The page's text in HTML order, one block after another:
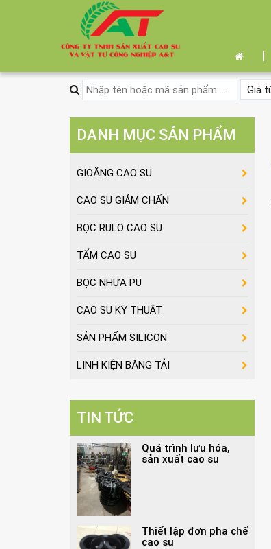
DANH MỤC SẢN PHẨM
GIOĂNG CAO SU
CAO SU GIẢM CHẤN
BỌC RULO CAO SU
TẤM CAO SU
BỌC NHỰA PU
CAO SU KỸ THUẬT
SẢN PHẨM SILICON
LINH KIỆN BĂNG TẢI
TIN TỨC
Quá trình lưu hóa,
sản xuất cao su
Thiết lập đơn pha chế
cao su